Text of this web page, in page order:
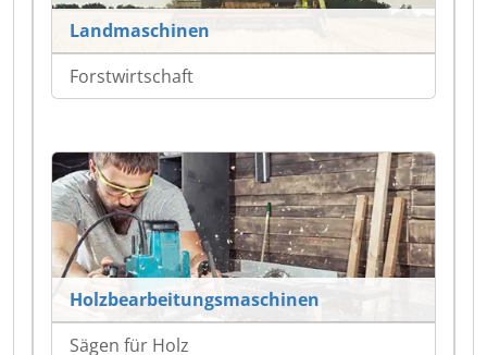
Landmaschinen
Forstwirtschaft
Holzbearbeitungsmaschinen
Sägen für Holz